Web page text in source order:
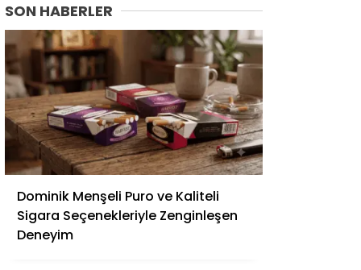
SON HABERLER
Dominik Menşeli Puro ve Kaliteli
Sigara Seçenekleriyle Zenginleşen
Deneyim
Adana
Adıyaman
Afyonkarahisar